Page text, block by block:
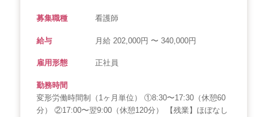
募集職種 看護師
給与 月給 202,000円 〜 340,000円
雇用形態 正社員
勤務時間
変形労働時間制（1ヶ月単位） ①8:30〜17:30（休憩60
分） ②17:00〜翌9:00（休憩120分） 【残業】ほぼなし